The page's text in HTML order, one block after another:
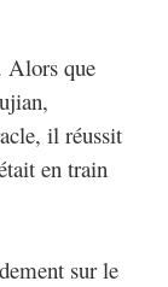
Alors que
il réussit
en train
sur le